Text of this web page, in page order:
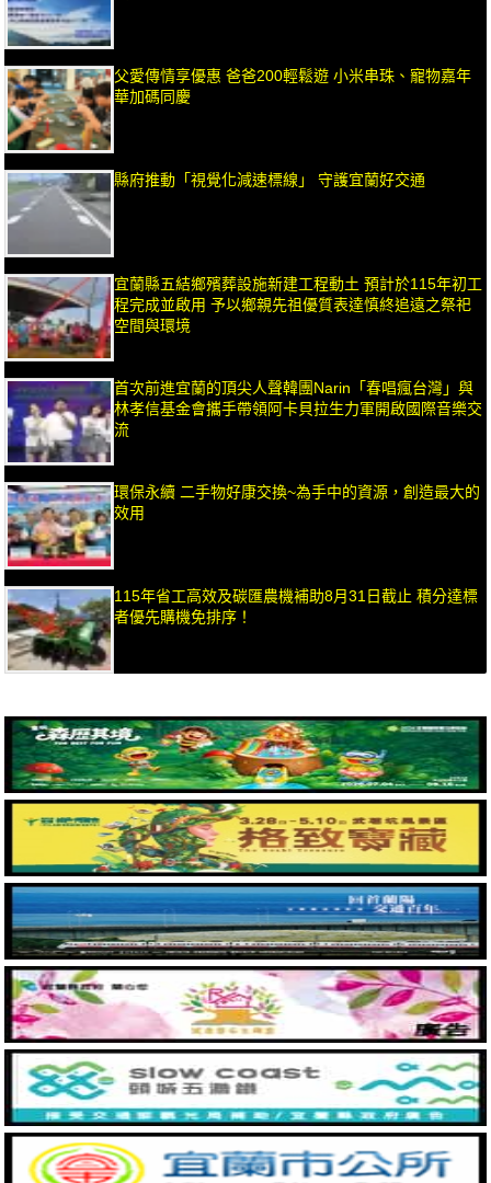
父愛傳情享優惠 爸爸200輕鬆遊 小米串珠、寵物嘉年
華加碼同慶
縣府推動「視覺化減速標線」 守護宜蘭好交通
宜蘭縣五結鄉殯葬設施新建工程動土 預計於115年初工
程完成並啟用 予以鄉親先祖優質表達慎終追遠之祭祀
空間與環境
首次前進宜蘭的頂尖人聲韓團Narin「春唱瘋台灣」與
林孝信基金會攜手帶領阿卡貝拉生力軍開啟國際音樂交
流
環保永續 二手物好康交換~為手中的資源，創造最大的
效用
115年省工高效及碳匯農機補助8月31日截止 積分達標
者優先購機免排序！